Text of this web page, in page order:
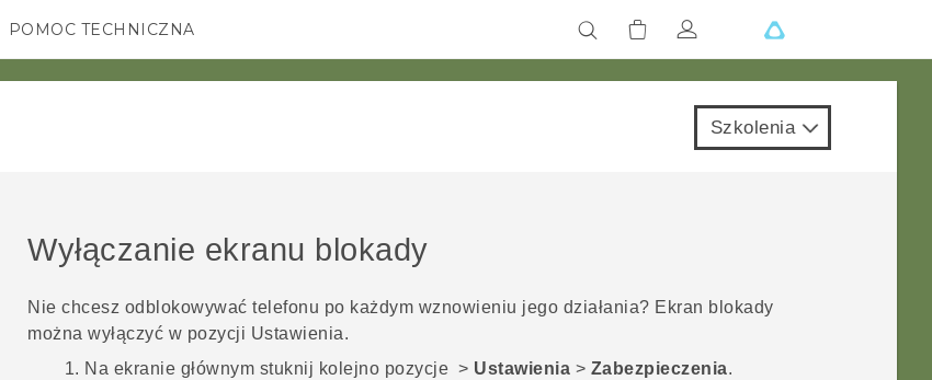
SMARTFONY AKCESORIA
POMOC TECHNICZNA
Urządzenia i akcesoria HTC
Szkolenia
Wyłączanie ekranu blokady
Nie chcesz odblokowywać telefonu po każdym wznowieniu jego działania? Ekran blokady
można wyłączyć w pozycji Ustawienia.
Na ekranie głównym stuknij kolejno pozycje > Ustawienia > Zabezpieczenia.